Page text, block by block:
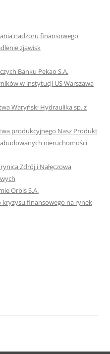
nadzoru finansowego
zjawisk
Banku Pekao S.A.
w instytucji US Warszawa
Waryński Hydraulika sp. z
produkcyjnego Nasz Produkt
nieruchomości
Zdrój i Nałęczowa
Orbis S.A.
kryzysu finansowego na rynek